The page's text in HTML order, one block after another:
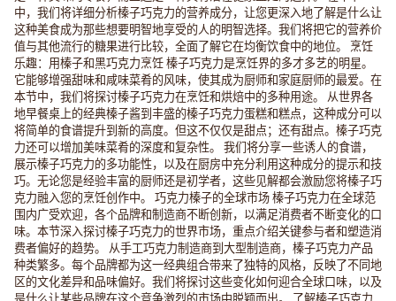
中，我们将详细分析榛子巧克力的营养成分，让您更深入地了解是什么让
这种美食成为那些想要明智地享受的人的明智选择。我们将把它的营养价
值与其他流行的糖果进行比较，全面了解它在均衡饮食中的地位。 烹饪
乐趣：用榛子和黑巧克力烹饪 榛子巧克力是烹饪界的多才多艺的明星。
它能够增强甜味和咸味菜肴的风味，使其成为厨师和家庭厨师的最爱。在
本节中，我们将探讨榛子巧克力在烹饪和烘焙中的多种用途。 从世界各
地早餐桌上的经典榛子酱到丰盛的榛子巧克力蛋糕和糕点，这种成分可以
将简单的食谱提升到新的高度。但这不仅仅是甜点；还有甜点。榛子巧克
力还可以增加美味菜肴的深度和复杂性。 我们将分享一些诱人的食谱，
展示榛子巧克力的多功能性，以及在厨房中充分利用这种成分的提示和技
巧。无论您是经验丰富的厨师还是初学者，这些见解都会激励您将榛子巧
克力融入您的烹饪创作中。 巧克力榛子的全球市场 榛子巧克力在全球范
围内广受欢迎，各个品牌和制造商不断创新，以满足消费者不断变化的口
味。本节深入探讨榛子巧克力的世界市场，重点介绍关键参与者和塑造消
费者偏好的趋势。 从手工巧克力制造商到大型制造商，榛子巧克力产品
种类繁多。每个品牌都为这一经典组合带来了独特的风格，反映了不同地
区的文化差异和品味偏好。我们将探讨这些变化如何迎合全球口味，以及